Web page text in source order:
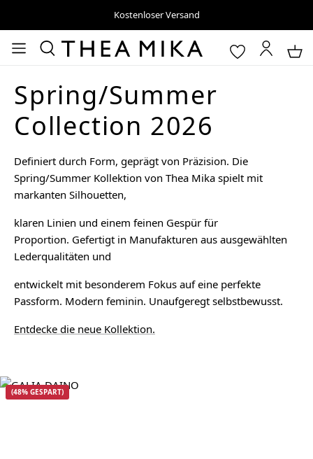
Kostenloser Versand
Spring/Summer
Collection 2026
Definiert durch Form, geprägt von Präzision. Die
Spring/Summer Kollektion von Thea Mika spielt mit
markanten Silhouetten,
klaren Linien und einem feinen Gespür für
Proportion. Gefertigt in Manufakturen aus ausgewählten
Lederqualitäten und
entwickelt mit besonderem Fokus auf eine perfekte
Passform. Modern feminin. Unaufgeregt selbstbewusst.
Entdecke die neue Kollektion.
(48% GESPART)